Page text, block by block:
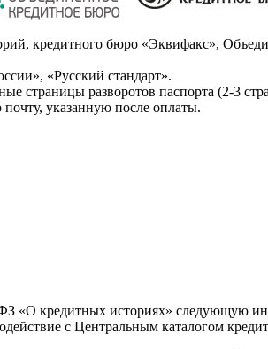
кредитного бюро «Эквифакс»,
«Русский стандарт».
страницы разворотов паспорта (2-3
указанную после оплаты.
кредитных историях» следующую
с Центральным каталогом